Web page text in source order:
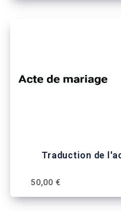
Traduction de
50,00 €